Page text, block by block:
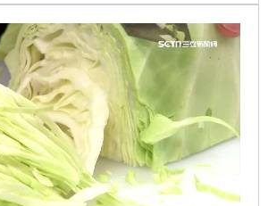
幫助消化道、維持身體健康，同時調